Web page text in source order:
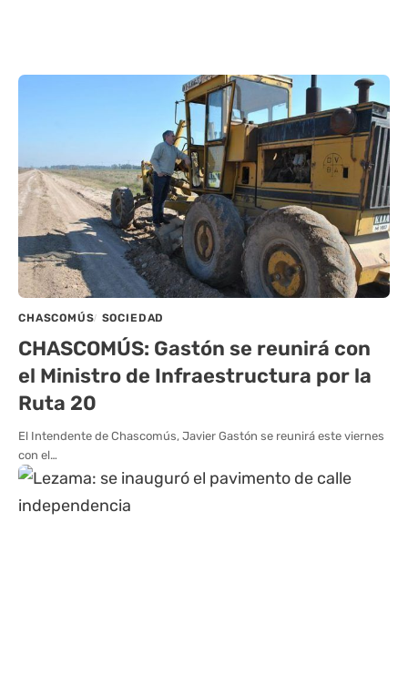
CHASCOMÚS SOCIEDAD
CHASCOMÚS: Gastón se reunirá con
el Ministro de Infraestructura por la
Ruta 20
El Intendente de Chascomús, Javier Gastón se reunirá este viernes
con el…